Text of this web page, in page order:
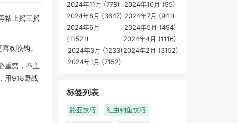
粘上摇三摇
欢咬钩。
重窝，不主
用918野战
2024年11月 (778)
2024年10月 (95)
2024年8月 (3647) 2024年7月 (941)
2024年6月
(11521)
2024年5月 (494)
2024年4月 (1116)
2024年3月 (1233)2024年2月 (3152)
2024年1月 (7152)
标签列表
路亚技巧 红虫钓鱼技巧